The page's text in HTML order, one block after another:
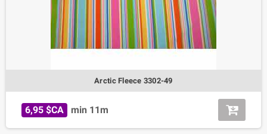
Arctic Fleece 3302-49
6,95 $CA min 11m